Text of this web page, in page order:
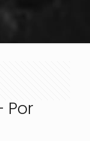
Por